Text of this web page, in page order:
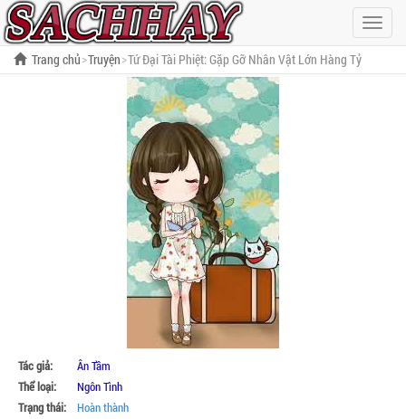
Hiện
menu
Trang chủ Truyện Tứ Đại Tài Phiệt: Gặp Gỡ Nhân Vật Lớn Hàng Tỷ
Tác giả:
Ân Tầm
Thể loại:
Ngôn Tình
Trạng thái:
Hoàn thành